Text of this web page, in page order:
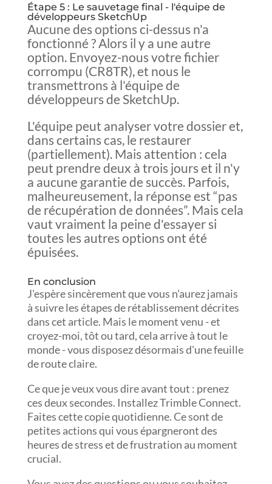
Étape 5 : Le sauvetage final - l'équipe de
développeurs SketchUp
Aucune des options ci-dessus n'a
fonctionné ? Alors il y a une autre
option. Envoyez-nous votre fichier
corrompu (CR8TR), et nous le
transmettrons à l'équipe de
développeurs de SketchUp.
L'équipe peut analyser votre dossier et,
dans certains cas, le restaurer
(partiellement). Mais attention : cela
peut prendre deux à trois jours et il n'y
a aucune garantie de succès. Parfois,
malheureusement, la réponse est “pas
de récupération de données”. Mais cela
vaut vraiment la peine d'essayer si
toutes les autres options ont été
épuisées.
En conclusion
J'espère sincèrement que vous n'aurez jamais
à suivre les étapes de rétablissement décrites
dans cet article. Mais le moment venu - et
croyez-moi, tôt ou tard, cela arrive à tout le
monde - vous disposez désormais d'une feuille
de route claire.
Ce que je veux vous dire avant tout : prenez
ces deux secondes. Installez Trimble Connect.
Faites cette copie quotidienne. Ce sont de
petites actions qui vous épargneront des
heures de stress et de frustration au moment
crucial.